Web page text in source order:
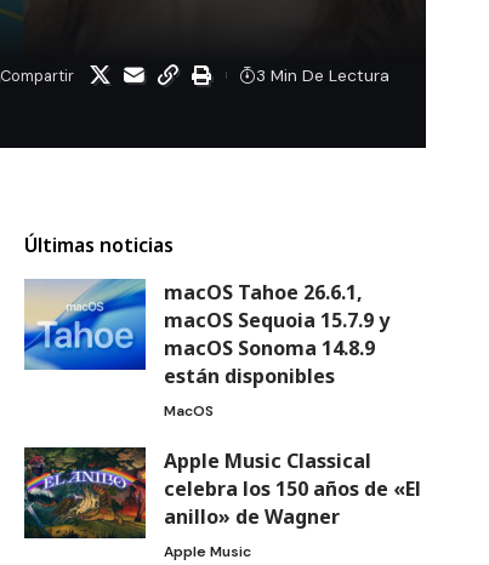
Compartir 3 Min De Lectura
Últimas noticias
macOS Tahoe 26.6.1,
macOS Sequoia 15.7.9 y
macOS Sonoma 14.8.9
están disponibles
MacOS
Apple Music Classical
celebra los 150 años de «El
anillo» de Wagner
Apple Music